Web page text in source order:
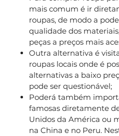
mais comum é ir
roupas, de modo a
qualidade dos
peças a preços mais
Outra alternativa é
roupas locais onde é
alternativas a baixo
pode ser questionável;
Poderá também
famosas diretamente
Unidos da América ou
na China e no Peru.